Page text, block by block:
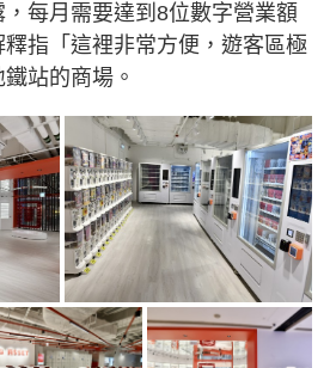
每月需要達到8位數字營業額
指「這裡非常方便，遊客區極
站的商場。